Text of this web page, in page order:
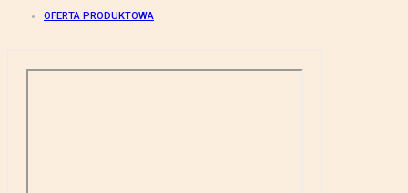
OFERTA PRODUKTOWA